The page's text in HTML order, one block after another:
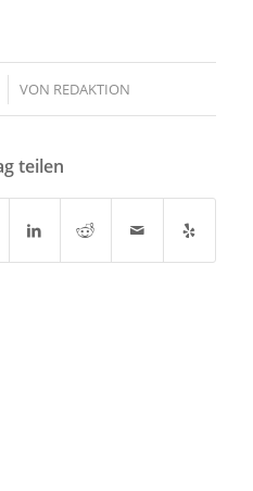
VON REDAKTION
teilen